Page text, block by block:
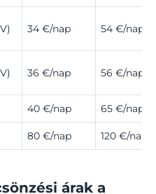
34 €/nap 54 €/nap
36 €/nap 56 €/nap
40 €/nap 65 €/nap
80 €/nap 120 €/nap
árak a